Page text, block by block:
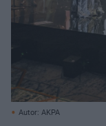
Autor: AKPA